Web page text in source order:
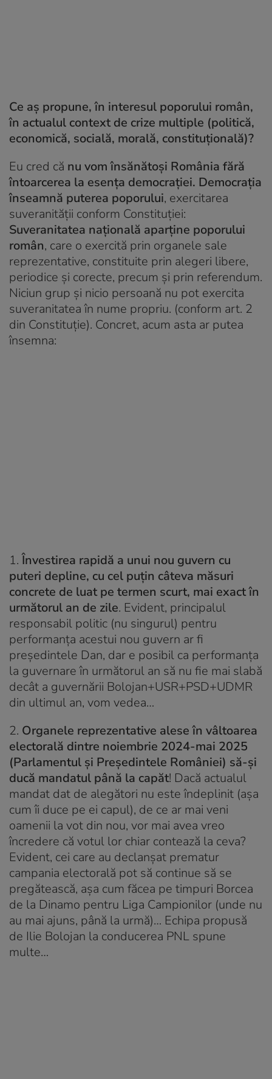
Ce aș propune, în interesul poporului român,
în actualul context de crize multiple (politică,
economică, socială, morală, constituțională)?
Eu cred că nu vom însănătoși România fără
întoarcerea la esența democrației. Democrația
înseamnă puterea poporului, exercitarea
suveranității conform Constituției:
Suveranitatea națională aparține poporului
român, care o exercită prin organele sale
reprezentative, constituite prin alegeri libere,
periodice și corecte, precum și prin referendum.
Niciun grup și nicio persoană nu pot exercita
suveranitatea în nume propriu. (conform art. 2
din Constituție). Concret, acum asta ar putea
însemna:
1.Învestirea rapidă a unui nou guvern cu
puteri depline, cu cel puțin câteva măsuri
concrete de luat pe termen scurt, mai exact în
următorul an de zile. Evident, principalul
responsabil politic (nu singurul) pentru
performanța acestui nou guvern ar fi
președintele Dan, dar e posibil ca performanța
la guvernare în următorul an să nu fie mai slabă
decât a guvernării Bolojan+USR+PSD+UDMR
din ultimul an, vom vedea…
2. Organele reprezentative alese în vâltoarea
electorală dintre noiembrie 2024-mai 2025
(Parlamentul și Președintele României) să-și
ducă mandatul până la capăt! Dacă actualul
mandat dat de alegători nu este îndeplinit (așa
cum îi duce pe ei capul), de ce ar mai veni
oamenii la vot din nou, vor mai avea vreo
încredere că votul lor chiar contează la ceva?
Evident, cei care au declanșat prematur
campania electorală pot să continue să se
pregătească, așa cum făcea pe timpuri Borcea
de la Dinamo pentru Liga Campionilor (unde nu
au mai ajuns, până la urmă)… Echipa propusă
de Ilie Bolojan la conducerea PNL spune
multe…